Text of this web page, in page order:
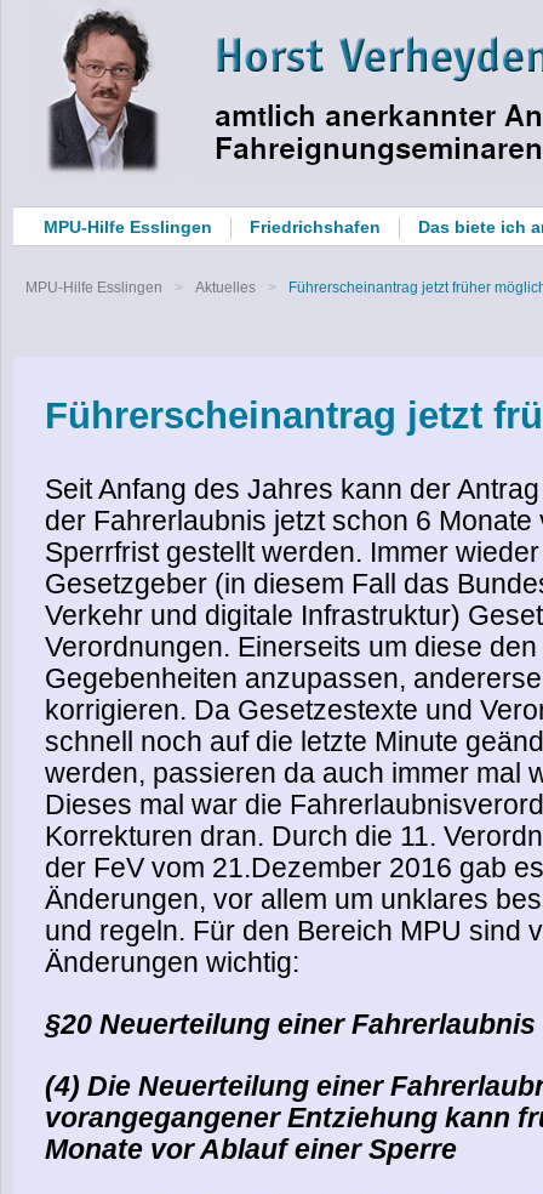
MPU-Hilfe Esslingen Friedrichshafen Das biete ich
MPU-Hilfe Esslingen Aktuelles Führerscheinantrag jetzt früher
Führerscheinantrag jetzt
Seit Anfang des Jahres kann der
der Fahrerlaubnis jetzt schon 6 Monate
Sperrfrist gestellt werden. Immer
Gesetzgeber (in diesem Fall das
Verkehr und digitale Infrastruktur)
Verordnungen. Einerseits um diese
Gegebenheiten anzupassen,
korrigieren. Da Gesetzestexte und
schnell noch auf die letzte Minute
werden, passieren da auch immer mal
Dieses mal war die
Korrekturen dran. Durch die 11.
der FeV vom 21.Dezember 2016 gab
Änderungen, vor allem um unklares
und regeln. Für den Bereich MPU sind
Änderungen wichtig:
§20 Neuerteilung einer Fahrerlaubnis
(4) Die Neuerteilung einer
vorangegangener Entziehung kann
Monate vor Ablauf einer Sperre